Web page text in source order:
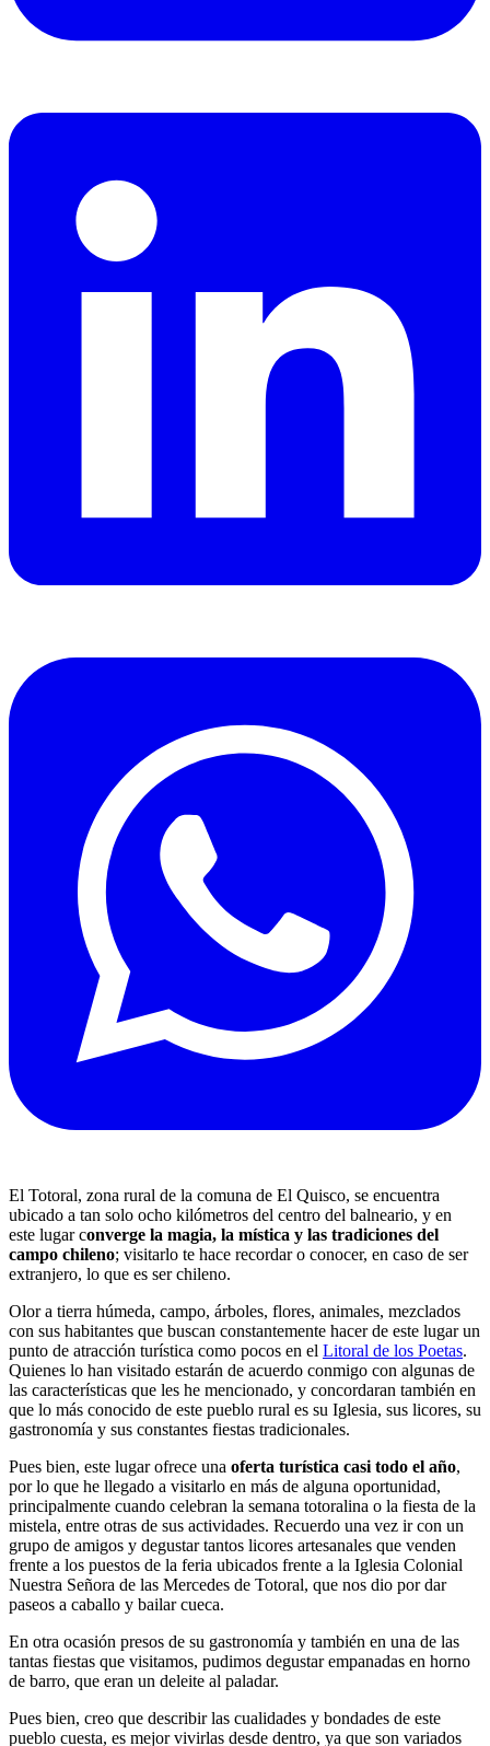
El Totoral, zona rural de la comuna de El Quisco, se encuentra
ubicado a tan solo ocho kilómetros del centro del balneario, y en
este lugar converge la magia, la mística y las tradiciones del
campo chileno; visitarlo te hace recordar o conocer, en caso de ser
extranjero, lo que es ser chileno.
Olor a tierra húmeda, campo, árboles, flores, animales, mezclados
con sus habitantes que buscan constantemente hacer de este lugar un
punto de atracción turística como pocos en el Litoral de los Poetas.
Quienes lo han visitado estarán de acuerdo conmigo con algunas de
las características que les he mencionado, y concordaran también en
que lo más conocido de este pueblo rural es su Iglesia, sus licores, su
gastronomía y sus constantes fiestas tradicionales.
Pues bien, este lugar ofrece una oferta turística casi todo el año,
por lo que he llegado a visitarlo en más de alguna oportunidad,
principalmente cuando celebran la semana totoralina o la fiesta de la
mistela, entre otras de sus actividades. Recuerdo una vez ir con un
grupo de amigos y degustar tantos licores artesanales que venden
frente a los puestos de la feria ubicados frente a la Iglesia Colonial
Nuestra Señora de las Mercedes de Totoral, que nos dio por dar
paseos a caballo y bailar cueca.
En otra ocasión presos de su gastronomía y también en una de las
tantas fiestas que visitamos, pudimos degustar empanadas en horno
de barro, que eran un deleite al paladar.
Pues bien, creo que describir las cualidades y bondades de este
pueblo cuesta, es mejor vivirlas desde dentro, ya que son variados